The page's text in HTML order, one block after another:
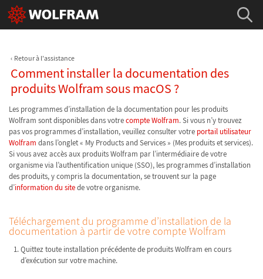
Retour à l'assistance
Comment installer la documentation des
produits Wolfram sous macOS ?
Les programmes d’installation de la documentation pour les produits
Wolfram sont disponibles dans votrecompte Wolfram. Si vous n’y trouvez
pas vos programmes d’installation, veuillez consulter votre portail utilisateur
Wolfram dans l’onglet « My Products and Services » (Mes produits et services).
Si vous avez accès aux produits Wolfram par l’intermédiaire de votre
organisme via l’authentification unique (SSO), les programmes d’installation
des produits, y compris la documentation, se trouvent sur la page
d’information du sitede votre organisme.
Téléchargement du programme d’installation de la
documentation à partir de votre compte Wolfram
Quittez toute installation précédente de produits Wolfram en cours
d’exécution sur votre machine.